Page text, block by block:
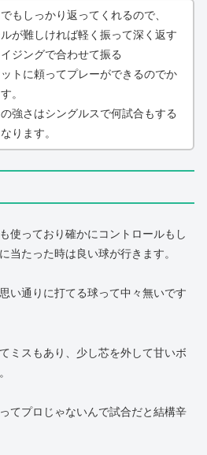
もしっかり返ってくれるので、
ルが難しければ軽く振って深く返す
ジングで合わせて振る
トに頼ってプレーができるのでか
。
強さはシングルスで何試合もする
ります。
使っており確かにコントロールもし
当たった時は良い球が行きます。
い通りに打てる球って中々無いです
ミスもあり、少し芯を外して甘いボ
てプロじゃないんで試合だと結構辛